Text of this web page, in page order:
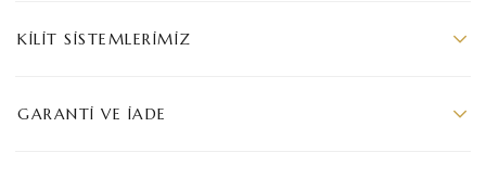
KILIT SISTEMLERIMIZ
GARANTI VE İADE